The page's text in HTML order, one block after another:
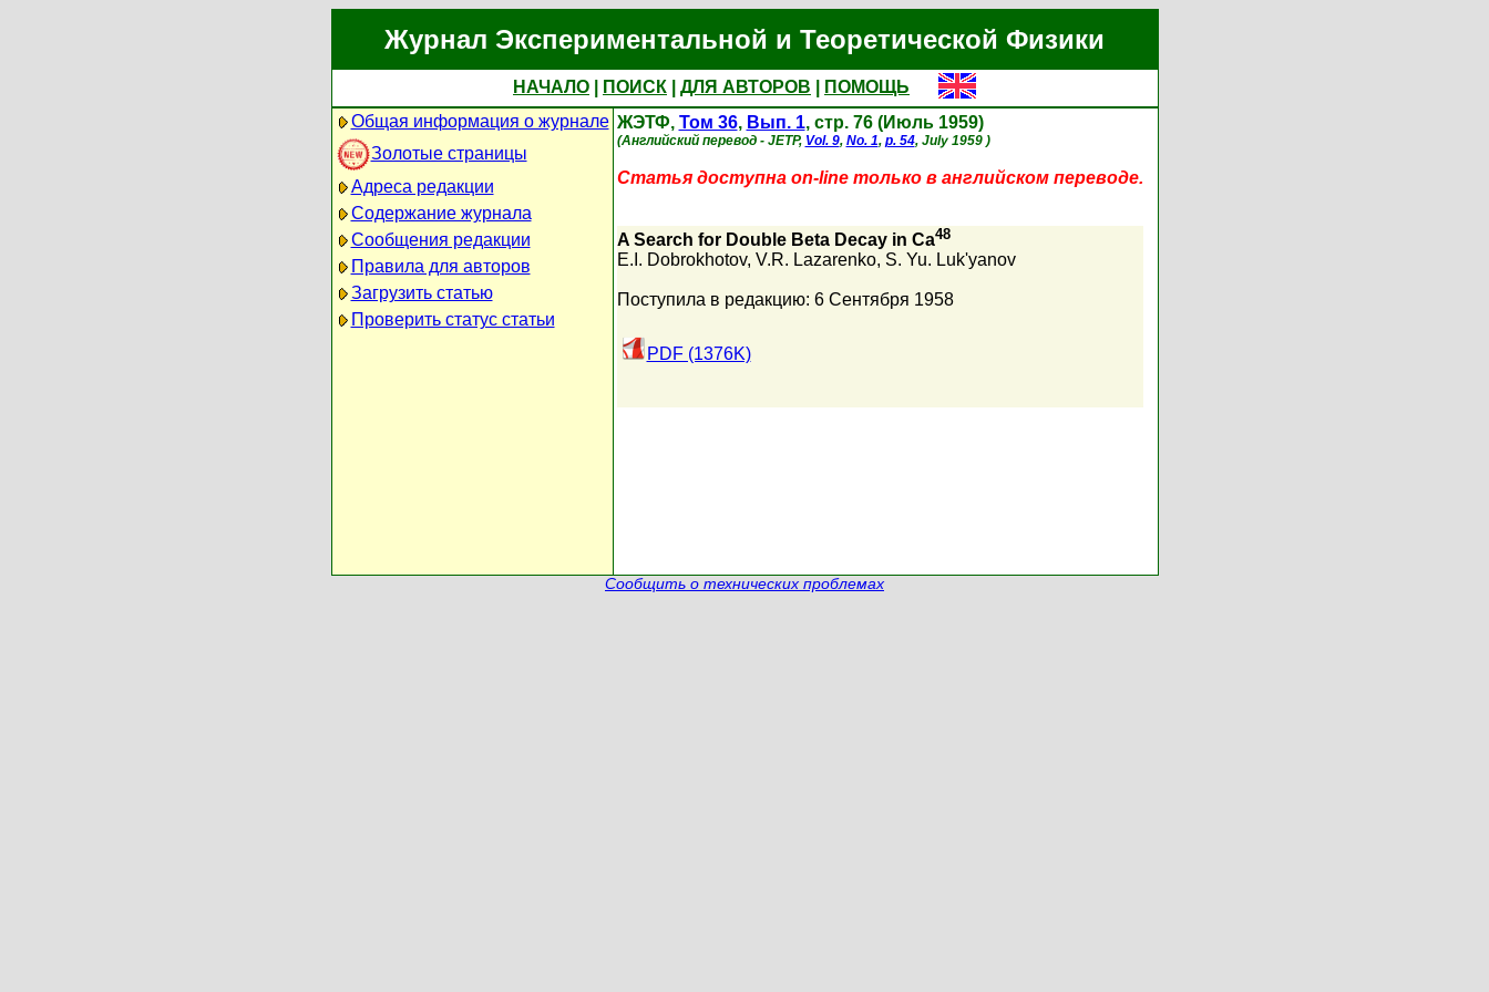
Журнал Экспериментальной и Теоретической Физики
НАЧАЛО ПОИСК ДЛЯ АВТОРОВ
ПОМОЩЬ
Общая информация о журнале
Золотые страницы
Адреса редакции
Содержание журнала
Сообщения редакции
Правила для авторов
Загрузить статью
Проверить статус статьи
ЖЭТФ, Том 36, Вып. 1, стр. 76 (Июль 1959)
(Английский перевод - JETP, Vol. 9, No. 1, p. 54, July 1959 )
Статья доступна on-line только в английском переводе.
A Search for Double Beta Decay in Ca48
E.I. Dobrokhotov, V.R. Lazarenko, S. Yu. Luk'yanov
Поступила в редакцию: 6 Сентября 1958
PDF (1376K)
Сообщить о технических проблемах